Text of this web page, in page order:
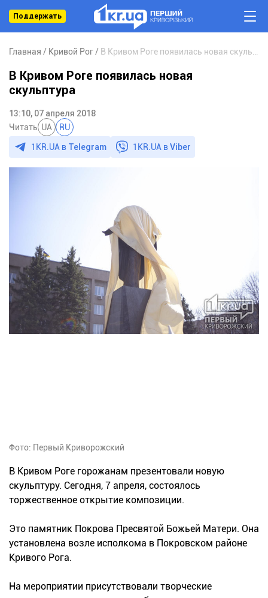
Поддержать
Главная Кривой Рог
В Кривом Роге появилась новая
скульптура
13:10, 07 апреля 2018
Читать UA RU
1KR.UA в Telegram 1KR.UA вViber
Фото: Первый Криворожский
В Кривом Роге горожанам презентовали новую
скульптуру. Сегодня, 7 апреля, состоялось
торжественное открытие композиции.
Это памятник Покрова Пресвятой Божьей Матери. Она
установлена возле исполкома в Покровском районе
Кривого Рога.
На мероприятии присутствовали творческие